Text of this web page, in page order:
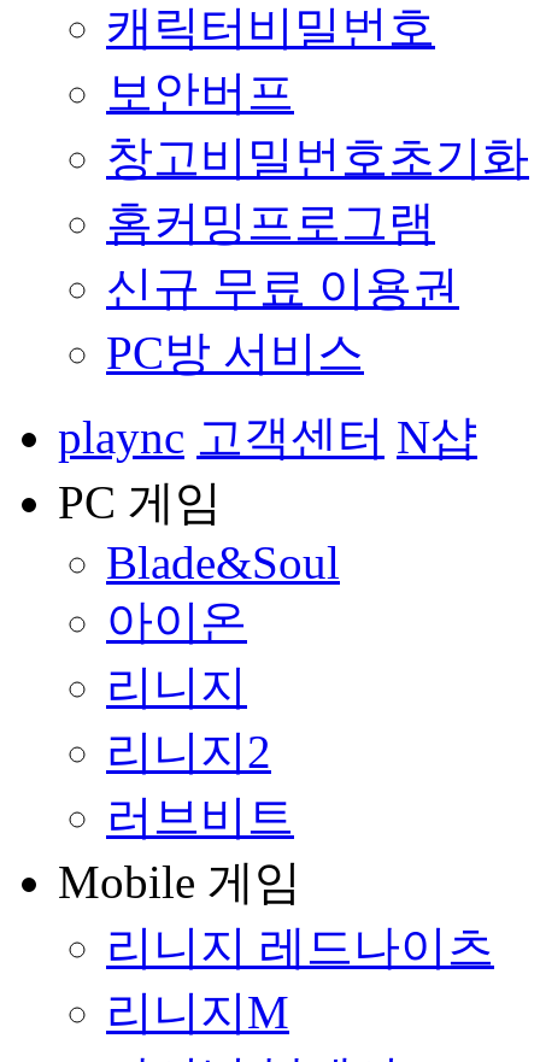
캐릭터비밀번호
보안버프
창고비밀번호초기화
홈커밍프로그램
신규 무료 이용권
PC방 서비스
plaync 고객센터 N샵
PC 게임
Blade&Soul
아이온
리니지
리니지2
러브비트
Mobile 게임
리니지 레드나이츠
리니지M